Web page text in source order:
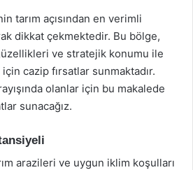
tarım açısından en verimli
dikkat çekmektedir. Bu bölge,
ve stratejik konumu ile
cazip fırsatlar sunmaktadır.
olanlar için bu makalede
sunacağız.
arazileri ve uygun iklim koşulları